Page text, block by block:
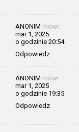
ANONIM mówi:
mar 1, 2025
o godzinie 20:54
Odpowiedz
ANONIM mówi:
mar 1, 2025
o godzinie 19:35
Odpowiedz